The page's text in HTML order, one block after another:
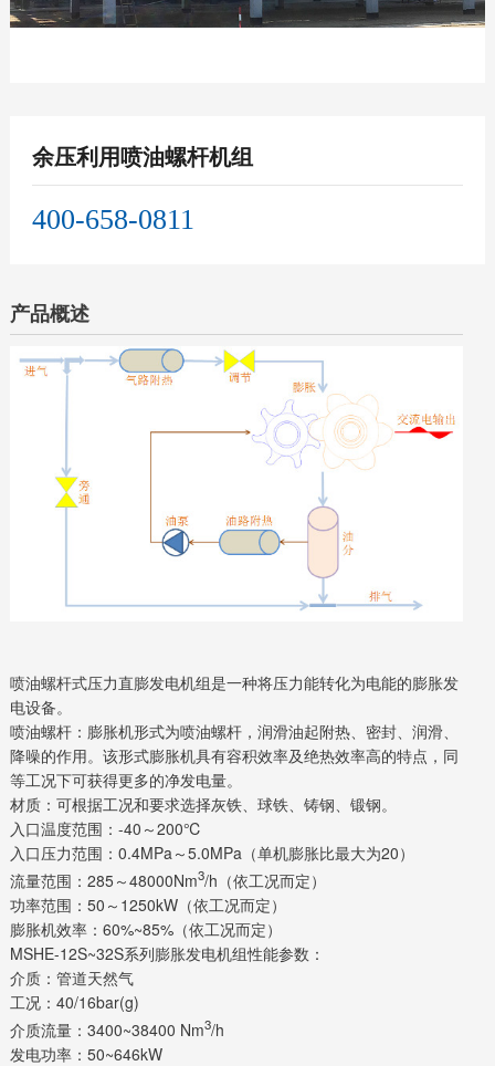
余压利用喷油螺杆机组
400-658-0811
产品概述
喷油螺杆式压力直膨发电机组是一种将压力能转化为电能的膨胀发
电设备。
喷油螺杆：膨胀机形式为喷油螺杆，润滑油起附热、密封、润滑、
降噪的作用。该形式膨胀机具有容积效率及绝热效率高的特点，同
等工况下可获得更多的净发电量。
材质：可根据工况和要求选择灰铁、球铁、铸钢、锻钢。
入口温度范围：-40～200℃
入口压力范围：0.4MPa～5.0MPa（单机膨胀比最大为20）
流量范围：285～48000Nm3/h（依工况而定）
功率范围：50～1250kW（依工况而定）
膨胀机效率：60%~85%（依工况而定）
MSHE-12S~32S系列膨胀发电机组性能参数：
介质：管道天然气
工况：40/16bar(g)
介质流量：3400~38400 Nm3/h
发电功率：50~646kW